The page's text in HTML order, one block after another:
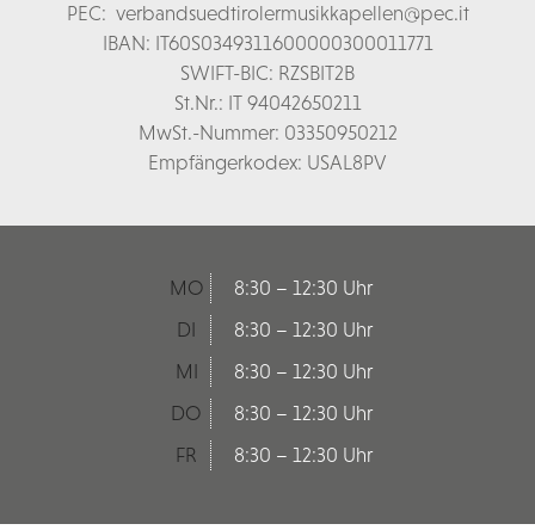
PEC: verbandsuedtirolermusikkapellen@pec.it
IBAN: IT60S0349311600000300011771
SWIFT-BIC: RZSBIT2B
St.Nr.: IT 94042650211
MwSt.-Nummer: 03350950212
Empfängerkodex: USAL8PV
MO
8:30 – 12:30 Uhr
DI
8:30 – 12:30 Uhr
MI
8:30 – 12:30 Uhr
DO
8:30 – 12:30 Uhr
FR
8:30 – 12:30 Uhr